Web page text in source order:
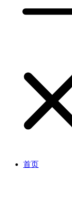
首页